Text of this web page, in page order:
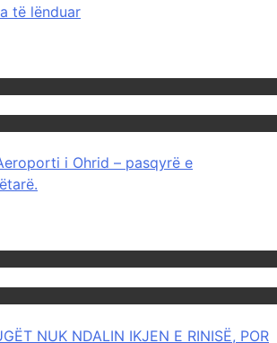
të lënduar
i Ohrid – pasqyrë e
NUK NDALIN IKJEN E RINISË, POR